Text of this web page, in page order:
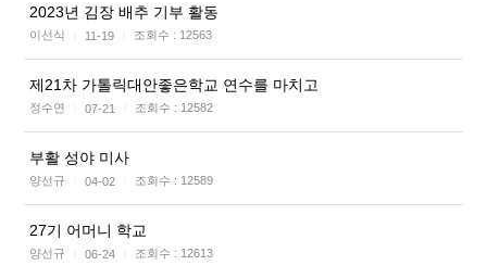
2023년 김장 배추 기부 활동
이선식 11-19 조회수 : 12563
제21차 가톨릭대안좋은학교 연수를 마치고
정수연 07-21 조회수 : 12582
부활 성야 미사
양선규 04-02 조회수 : 12589
27기 어머니 학교
양선규 06-24 조회수 : 12613